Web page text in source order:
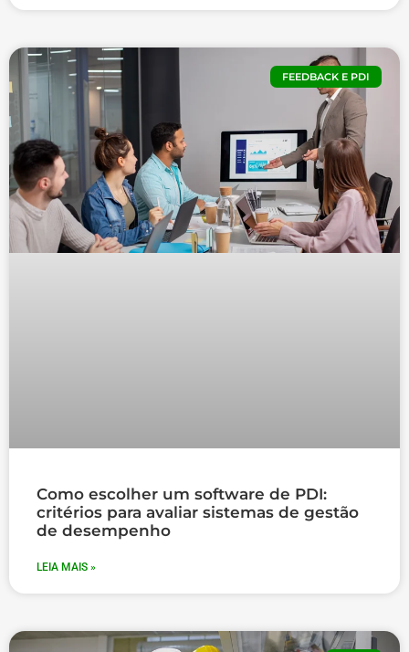
FEEDBACK E PDI
Como escolher um software de PDI:
critérios para avaliar sistemas de gestão
de desempenho
LEIA MAIS »